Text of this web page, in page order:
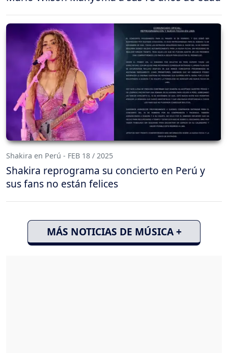
Shakira en Perú - FEB 18 / 2025
Shakira reprograma su concierto en Perú y
sus fans no están felices
MÁS NOTICIAS DE MÚSICA +